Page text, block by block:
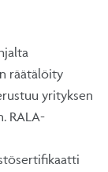
räätälöity
yrityksen
RALA-